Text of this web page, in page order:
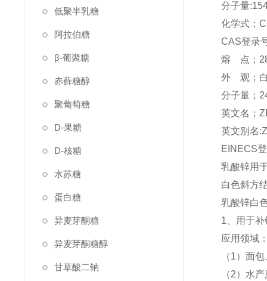
低聚半乳糖
阿拉伯糖
β-葡聚糖
赤藓糖醇
聚葡萄糖
D-果糖
D-核糖
水苏糖
蛋白糖
异麦芽酮糖
异麦芽酮糖醇
甘草酸二钠
分子量
化学式；
CAS登录
熔 点；
外 观；
分子量；
英文名；
英文别名
EINECS
乳酸锌用
白色斜方
乳酸锌白
1、用于
应用领域
（1）面
（2）水